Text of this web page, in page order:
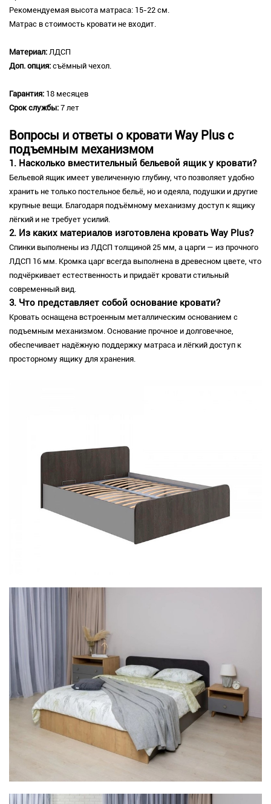
Рекомендуемая высота матраса: 15-22 см.
Матрас в стоимость кровати не входит.
Материал: ЛДСП
Доп. опция: съёмный чехол.
Гарантия: 18 месяцев
Срок службы: 7 лет
Вопросы и ответы о кровати Way Plus с
подъемным механизмом
1. Насколько вместительный бельевой ящик у кровати?
Бельевой ящик имеет увеличенную глубину, что позволяет удобно
хранить не только постельное бельё, но и одеяла, подушки и другие
крупные вещи. Благодаря подъёмному механизму доступ к ящику
лёгкий и не требует усилий.
2. Из каких материалов изготовлена кровать Way Plus?
Спинки выполнены из ЛДСП толщиной 25 мм, а царги — из прочного
ЛДСП 16 мм. Кромка царг всегда выполнена в древесном цвете, что
подчёркивает естественность и придаёт кровати стильный
современный вид.
3. Что представляет собой основание кровати?
Кровать оснащена встроенным металлическим основанием с
подъемным механизмом. Основание прочное и долговечное,
обеспечивает надёжную поддержку матраса и лёгкий доступ к
просторному ящику для хранения.